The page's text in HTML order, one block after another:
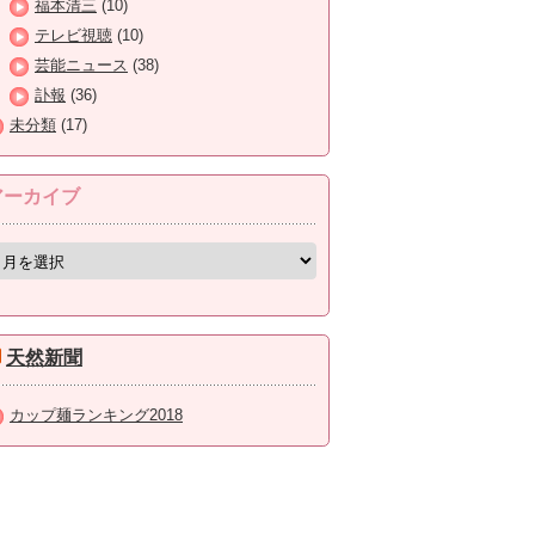
福本清三 (10)
テレビ視聴 (10)
芸能ニュース (38)
訃報 (36)
未分類 (17)
ーカイブ
天然新聞
カップ麺ランキング2018